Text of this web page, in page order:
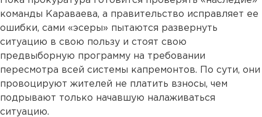
команды Караваева, а правительство исправляет ее
ошибки, сами «эсеры» пытаются развернуть
ситуацию в свою пользу и стоят свою
предвыборную программу на требовании
пересмотра всей системы капремонтов. По сути, они
провоцируют жителей не платить взносы, чем
подрывают только начавшую налаживаться
ситуацию.